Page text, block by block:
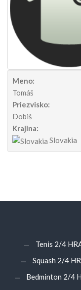
Meno:
Tomáš
Priezvisko:
Dobiš
Krajina:
Slovakia
Tenis 2/4
Squash 2/4
Bedminton 2/4